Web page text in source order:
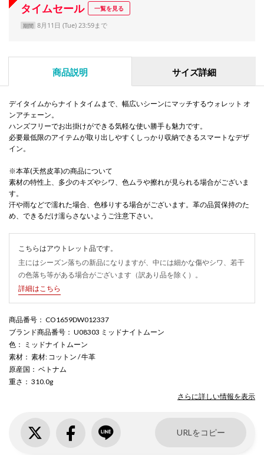
タイムセール 一覧を見る
期間 8月11日 (Tue) 23:59まで
商品説明 サイズ詳細
デイタイムからナイトタイムまで、幅広いシーンにマッチするウォレット オ
ンアチェーン。
ハンズフリーでお出掛けができる気軽な使い勝手も魅力です。
必要最低限のアイテムが取り出しやすくしっかり収納できるスマートなデザ
イン。
※本革(天然皮革)の商品について
素材の特性上、多少のキズやシワ、色ムラや擦れが見られる場合がございま
す。
汗や雨などで濡れた場合、色移りする場合がございます。革の品質保持のた
め、できるだけ濡らさないようご注意下さい。
こちらはアウトレット品です。
主にはシーズン落ちの新品になりますが、中には細かな傷やシワ、若干
の色落ち等がある場合がございます（訳あり品を除く）。
詳細はこちら
商品番号 ： CO1659DW012337
ブランド商品番号 ： U08303 ミッドナイトムーン
色 ： ミッドナイトムーン
素材 ： 素材: コットン / 牛革
原産国 ： ベトナム
重さ ： 310.0g
さらに詳しい情報を表示
URLをコピー